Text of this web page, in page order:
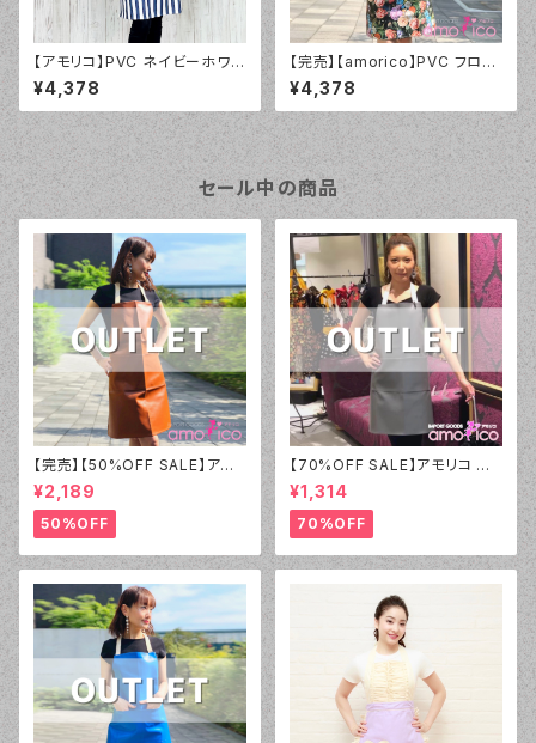
【アモリコ】PVC ネイビーホワイ
トストライプ エプロン（ユニセッ
クス）
¥4,378
【完売】【amorico】PVC フロー
ラルブラック エプロン
¥4,378
セール中の商品
【完売】【50%OFF SALE】アモ
リコ オリジナル（amorico orig
inal）PVC ブラウン無地 エプロ
ン（男女兼用）【アウトレット】②
¥2,189
50%OFF
【70%OFF SALE】アモリコ オ
リジナル（amorico original）P
VC グレー無地 エプロン（男女
兼用）【アウトレット】①
¥1,314
70%OFF